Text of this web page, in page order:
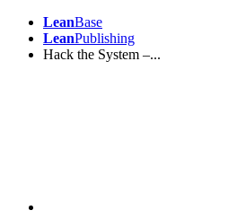
LeanBase
LeanPublishing
Hack the System –...